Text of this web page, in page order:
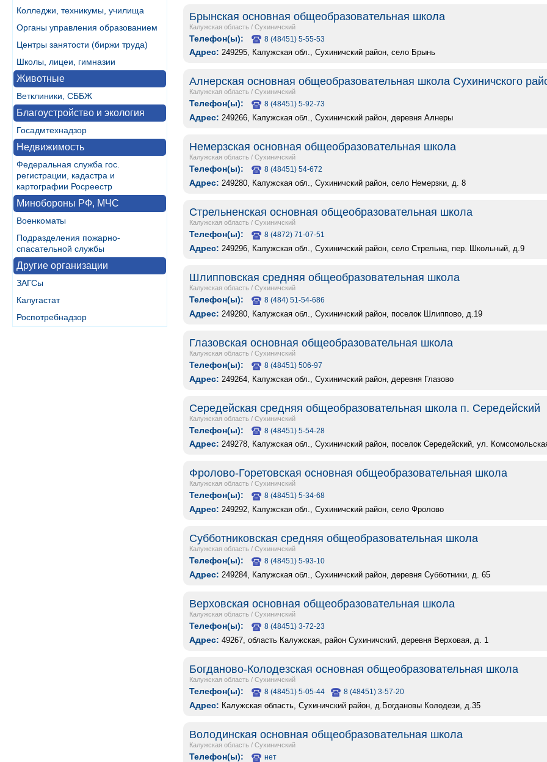
Колледжи, техникумы, училища
Органы управления образованием
Центры занятости (биржи труда)
Школы, лицеи, гимназии
Животные
Ветклиники, СББЖ
Благоустройство и экология
Госадмтехнадзор
Недвижимость
Федеральная служба гос.
регистрации, кадастра и
картографии Росреестр
Минобороны РФ, МЧС
Военкоматы
Подразделения пожарно-
спасательной службы
Другие организации
ЗАГСы
Калугастат
Роспотребнадзор
Брынская основная общеобразовательная школа
Калужская область / Сухиничский
Телефон(ы): 8 (48451) 5-55-53
Адрес: 249295, Калужская обл., Сухиничский район, село Брынь
Алнерская основная общеобразовательная школа Сухиничского
Калужская область / Сухиничский
Телефон(ы): 8 (48451) 5-92-73
Адрес: 249266, Калужская обл., Сухиничский район, деревня Алнеры
Немерзская основная общеобразовательная школа
Калужская область / Сухиничский
Телефон(ы): 8 (48451) 54-672
Адрес: 249280, Калужская обл., Сухиничский район, село Немерзки, д. 8
Стрельненская основная общеобразовательная школа
Калужская область / Сухиничский
Телефон(ы): 8 (4872) 71-07-51
Адрес: 249296, Калужская обл., Сухиничский район, село Стрельна, пер. Школьный, д.9
Шлипповская средняя общеобразовательная школа
Калужская область / Сухиничский
Телефон(ы): 8 (484) 51-54-686
Адрес: 249280, Калужская обл., Сухиничский район, поселок Шлиппово, д.19
Глазовская основная общеобразовательная школа
Калужская область / Сухиничский
Телефон(ы): 8 (48451) 506-97
Адрес: 249264, Калужская обл., Сухиничский район, деревня Глазово
Середейская средняя общеобразовательная школа п. Середейский
Калужская область / Сухиничский
Телефон(ы): 8 (48451) 5-54-28
Адрес: 249278, Калужская обл., Сухиничский район, поселок Середейский, ул.
Фролово-Горетовская основная общеобразовательная школа
Калужская область / Сухиничский
Телефон(ы): 8 (48451) 5-34-68
Адрес: 249292, Калужская обл., Сухиничский район, село Фролово
Субботниковская средняя общеобразовательная школа
Калужская область / Сухиничский
Телефон(ы): 8 (48451) 5-93-10
Адрес: 249284, Калужская обл., Сухиничский район, деревня Субботники, д. 65
Верховская основная общеобразовательная школа
Калужская область / Сухиничский
Телефон(ы): 8 (48451) 3-72-23
Адрес: 49267, область Калужская, район Сухиничский, деревня Верховая, д. 1
Богданово-Колодезская основная общеобразовательная школа
Калужская область / Сухиничский
Телефон(ы): 8 (48451) 5-05-44 8 (48451) 3-57-20
Адрес: Калужская область, Сухиничский район, д.Богдановы Колодези, д.35
Володинская основная общеобразовательная школа
Калужская область / Сухиничский
Телефон(ы): нет